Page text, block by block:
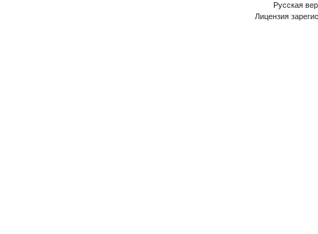
Русская
Лицензия